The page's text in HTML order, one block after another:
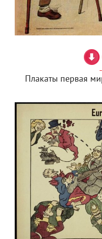
Плакаты первая